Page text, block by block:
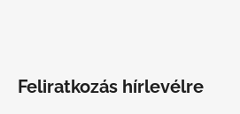
Feliratkozás hírlevélre